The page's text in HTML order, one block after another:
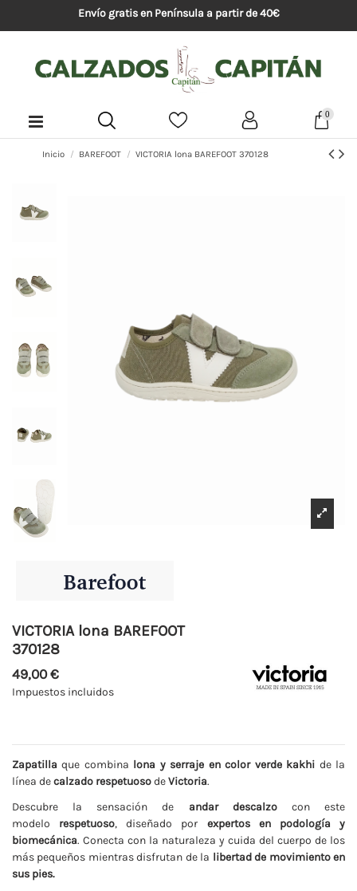
Envío gratis en Península a partir de 40€
0
Inicio BAREFOOT VICTORIA lona BAREFOOT 370128
VICTORIA lona BAREFOOT
370128
49,00 €
Impuestos incluidos
Zapatilla que combina lona y serraje en color verde kakhi de la
línea decalzado respetuosodeVictoria.
Descubre la sensación de andar descalzocon este
modelo respetuoso, diseñado por expertos en podología y
biomecánica. Conecta con la naturaleza y cuida del cuerpo de los
más pequeños mientras disfrutan de la libertad de movimiento en
sus pies.